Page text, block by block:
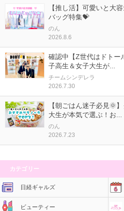
【推し活】可愛いと大
バッグ特集💝
のん
2026.8.6
確認中【Z世代はドトー
子高生＆女子大生が...
チームシンデレラ
2026.7.30
【朝ごはん迷子必見🌞
大生が本気で選ぶ！お...
のん
2026.7.23
カテゴリー
日経ギャルズ
ビューティー